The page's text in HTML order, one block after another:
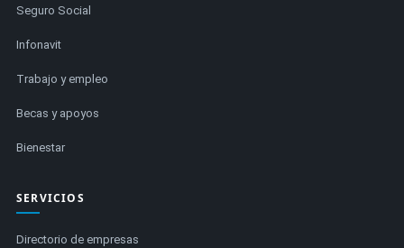
Seguro Social
Infonavit
Trabajo y empleo
Becas y apoyos
Bienestar
SERVICIOS
Directorio de empresas